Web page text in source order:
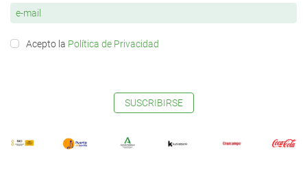
Acepto la Política de Privacidad
SUSCRIBIRSE